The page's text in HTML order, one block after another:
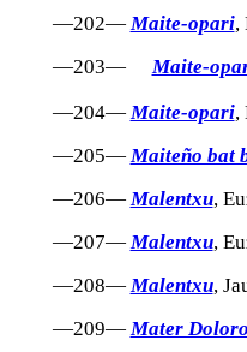
—202—Maite-opari,
—203—
Maite-
—204—Maite-opari,
—205—Maiteño bat
—206—Malentxu,
—207—Malentxu,
—208—Malentxu,
—209—Mater